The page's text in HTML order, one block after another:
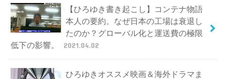
【ひろゆき書き起こし】コンテナ物語
本人の要約。なぜ日本の工場は衰退し
たのか？グローバル化と運送費の極限
低下の影響。
2021.04.02
ひろゆきオススメ映画＆海外ドラマま